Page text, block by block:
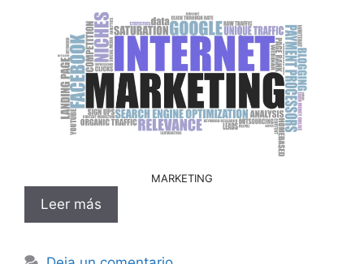
MARKETING
Leer más